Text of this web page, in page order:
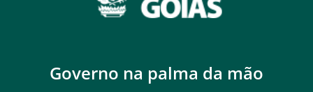
Governo na palma da mão